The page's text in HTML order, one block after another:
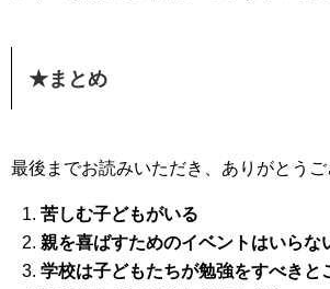
★まとめ
最後までお読みいただき、ありがとうご
苦しむ子どもがいる
親を喜ばすためのイベントはいらな
学校は子どもたちが勉強をすべきと